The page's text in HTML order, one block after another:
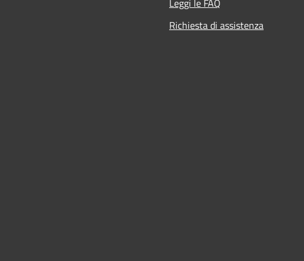
Leggi le FAQ
Richiesta di assistenza